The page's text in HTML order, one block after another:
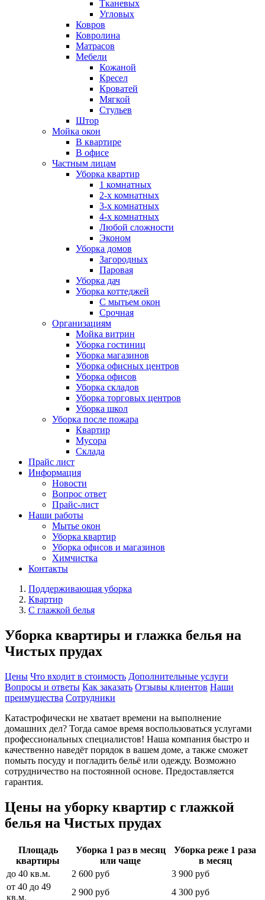
Тканевых
Угловых
Ковров
Ковролина
Матрасов
Мебели
Кожаной
Кресел
Кроватей
Мягкой
Стульев
Штор
Мойка окон
В квартире
В офисе
Частным лицам
Уборка квартир
1 комнатных
2-х комнатных
3-х комнатных
4-х комнатных
Любой сложности
Эконом
Уборка домов
Загородных
Паровая
Уборка дач
Уборка коттеджей
С мытьем окон
Срочная
Организациям
Мойка витрин
Уборка гостиниц
Уборка магазинов
Уборка офисных центров
Уборка офисов
Уборка складов
Уборка торговых центров
Уборка школ
Уборка после пожара
Квартир
Мусора
Склада
Прайс лист
Информация
Новости
Вопрос ответ
Прайс-лист
Наши работы
Мытье окон
Уборка квартир
Уборка офисов и магазинов
Химчистка
Контакты
Поддерживающая уборка
Квартир
С глажкой белья
Уборка квартиры и глажка белья на
Чистых прудах
Цены Что входит в стоимость Дополнительные услуги
Вопросы и ответы Как заказать Отзывы клиентов Наши
преимущества Сотрудники
Катастрофически не хватает времени на выполнение
домашних дел? Тогда самое время воспользоваться услугами
профессиональных специалистов! Наша компания быстро и
качественно наведёт порядок в вашем доме, а также сможет
помыть посуду и погладить бельё или одежду. Возможно
сотрудничество на постоянной основе. Предоставляется
гарантия.
Цены на уборку квартир с глажкой
белья на Чистых прудах
Площадь
квартиры
Уборка 1 раз в месяц
или чаще
Уборка реже 1 раза
в месяц
до 40 кв.м.
2 600 руб
3 900 руб
от 40 до 49
кв.м.
2 900 руб 4 300 руб